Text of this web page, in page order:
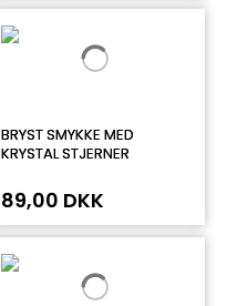
BRYST SMYKKE MED
KRYSTAL STJERNER
89,00 DKK